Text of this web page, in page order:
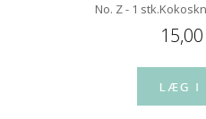
No. Z - 1